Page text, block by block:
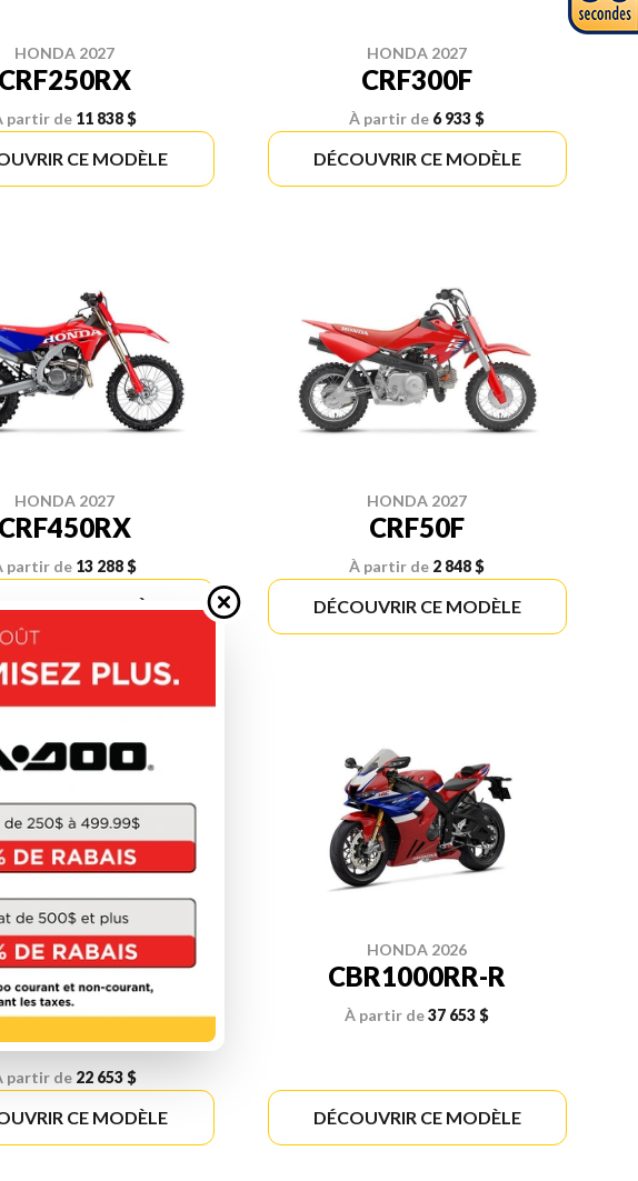
HONDA 2027
CRF250RX
partir de 11 838 $
CE MODÈLE
HONDA 2027
CRF300F
À partir de 6 933 $
DÉCOUVRIR CE MODÈLE
HONDA 2027
CRF450RX
partir de 13 288 $
CE MODÈLE
HONDA 2027
CRF50F
À partir de 2 848 $
DÉCOUVRIR CE MODÈLE
HONDA 2026
TWIN
SPORTS
ES
partir de 22 653 $
CE MODÈLE
HONDA 2026
CBR1000RR-R
À partir de37 653 $
DÉCOUVRIR CE MODÈLE